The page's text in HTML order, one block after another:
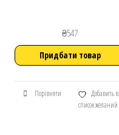
₴547
Придбати товар
Порівняти
Добавить в
список желаний